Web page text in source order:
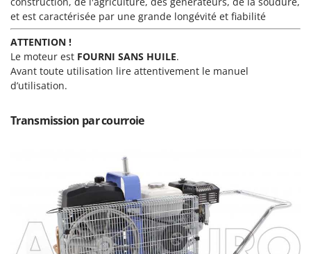
Vibroculteurs à tracteur
Macom
Macte Ovens
Makita
MAMMAMIA
Marina Systems
Masterpro
McCulloch
MCH
Michelin
et est caractérisée par une grande longévité et fiabilité
ATTENTION !
Le moteur est FOURNI SANS HUILE.
Avant toute utilisation lire attentivement le manuel
d’utilisation.
Transmission par courroie